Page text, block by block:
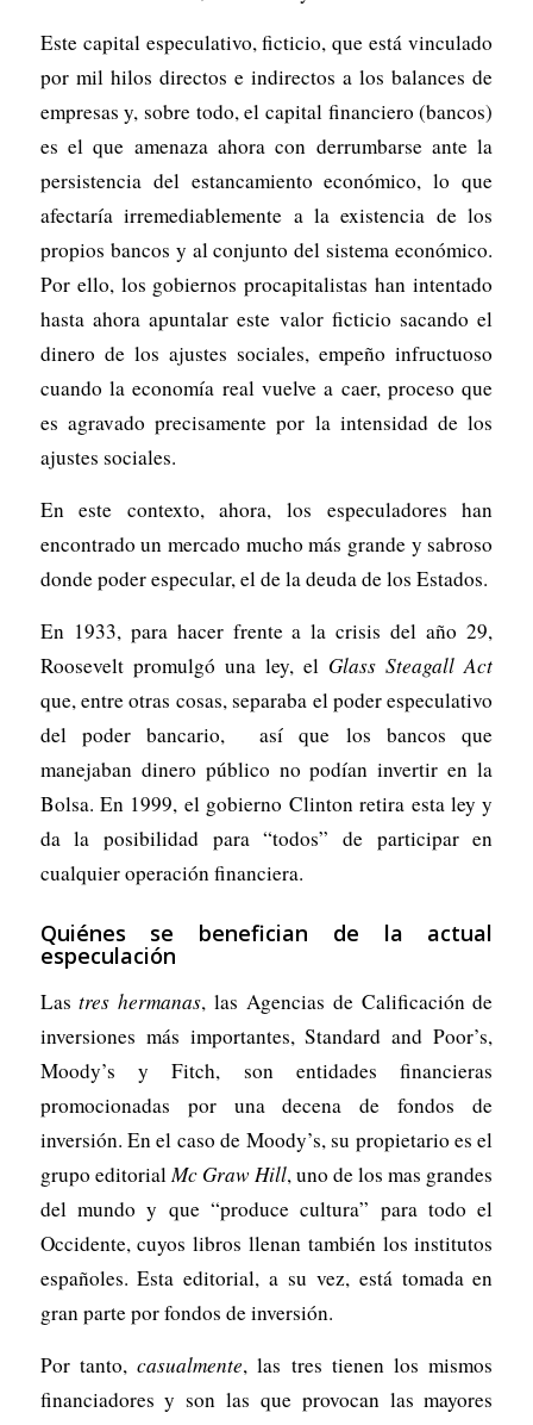
Este capital especulativo, ficticio, que está vinculado
por mil hilos directos e indirectos a los balances de
empresas y, sobre todo, el capital financiero (bancos)
es el que amenaza ahora con derrumbarse ante la
persistencia del estancamiento económico, lo que
afectaría irremediablemente a la existencia de los
propios bancos y al conjunto del sistema económico.
Por ello, los gobiernos procapitalistas han intentado
hasta ahora apuntalar este valor ficticio sacando el
dinero de los ajustes sociales, empeño infructuoso
cuando la economía real vuelve a caer, proceso que
es agravado precisamente por la intensidad de los
ajustes sociales.
En este contexto, ahora, los especuladores han
encontrado un mercado mucho más grande y sabroso
donde poder especular, el de la deuda de los Estados.
En 1933, para hacer frente a la crisis del año 29,
Roosevelt promulgó una ley, el Glass Steagall Act
que, entre otras cosas, separaba el poder especulativo
del poder bancario, así que los bancos que
manejaban dinero público no podían invertir en la
Bolsa. En 1999, el gobierno Clinton retira esta ley y
da la posibilidad para “todos” de participar en
cualquier operación financiera.
Quiénes se benefician de la actual
especulación
Lastres hermanas, las Agencias de Calificación de
inversiones más importantes, Standard and Poor’s,
Moody’s y Fitch, son entidades financieras
promocionadas por una decena de fondos de
inversión. En el caso de Moody’s, su propietario es el
grupo editorialMc Graw Hill, uno de los mas grandes
del mundo y que “produce cultura” para todo el
Occidente, cuyos libros llenan también los institutos
españoles. Esta editorial, a su vez, está tomada en
gran parte por fondos de inversión.
Por tanto,casualmente, las tres tienen los mismos
financiadores y son las que provocan las mayores